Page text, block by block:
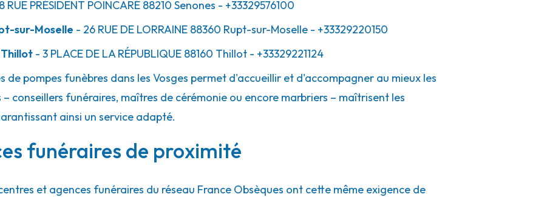
Marguerite
RUE PRÉSIDENT POINCARÉ 88210 Senones - +33329576100
sur-Moselle - 26 RUE DE LORRAINE 88360 Rupt-sur-Moselle - +33329220150
- 3 PLACE DE LA RÉPUBLIQUE 88160 Thillot - +33329221124
pompes funèbres dans les Vosges permet d'accueillir et d'accompagner au mieux les
conseillers funéraires, maîtres de cérémonie ou encore marbriers – maîtrisent les
ainsi un service adapté.
funéraires de proximité
et agences funéraires du réseau France Obsèques ont cette même exigence de